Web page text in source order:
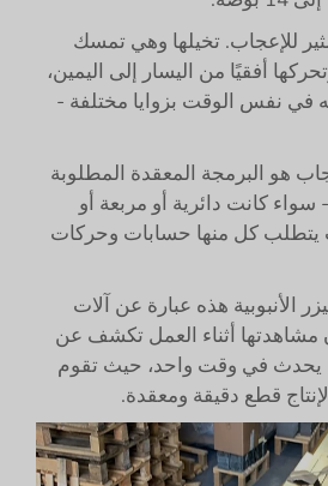
للإعجاب. تخيلها وهي تمسك
أفقيًا من اليسار إلى اليمين،
في نفس الوقت بزوايا مختلفة -
هو البرمجة المعقدة المطلوبة
كانت دائرية أو مربعة أو
يتطلب كل منها حسابات وحركات
الأنبوبية هذه عبارة عن آلات
أثناء العمل تكشف عن
يحدث في وقت واحد، حيث تقوم
قطع دقيقة ومعقدة.